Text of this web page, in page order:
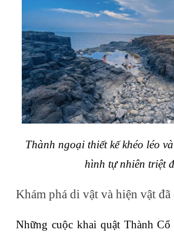
Thành ngoại thiết kế khéo léo
hình tự nhiên triệt
Khám phá di vật và hiện vật
Những cuộc khai quật Thành